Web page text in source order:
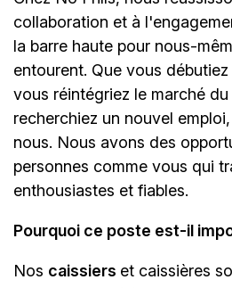
collaboration et à
la barre haute pour nous-
entourent. Que vous
vous réintégriez le marché
recherchiez un nouvel
nous. Nous avons des
personnes comme vous qui
enthousiastes et fiables.
Pourquoi ce poste est-il
Nos caissiers et caissières